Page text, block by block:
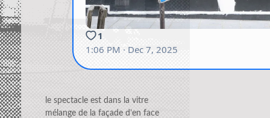
le spectacle est dans la vitre
mélange de la façade d’en face